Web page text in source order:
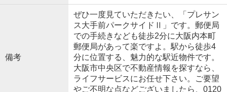
備考
ぜひ一度見ていただきたい、「プレサン
ス大手前パークサイドⅡ」です。郵便局
での手続きなども徒歩2分に大阪内本町
郵便局があって楽ですよ。駅から徒歩4
分に位置する、魅力的な駅近物件です。
大阪市中央区で不動産情報を探すなら、
ライフサービスにお任せ下さい。ご要望
やご不明な点などございましたら、0120